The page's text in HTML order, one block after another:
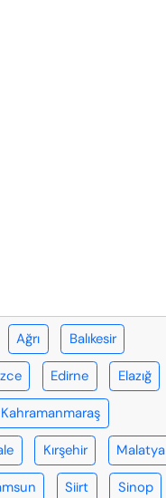
Ağrı Balıkesir
Edirne Elazığ
Kahramanmaraş
Kırşehir Malatya
Siirt Sinop